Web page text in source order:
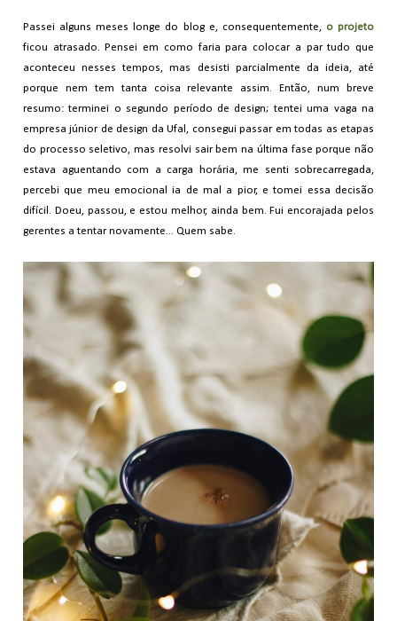
Passei alguns meses longe do blog e, consequentemente, o projeto
ficou atrasado. Pensei em como faria para colocar a par tudo que
aconteceu nesses tempos, mas desisti parcialmente da ideia, até
porque nem tem tanta coisa relevante assim. Então, num breve
resumo: terminei o segundo período de design; tentei uma vaga na
empresa júnior de design da Ufal, consegui passar em todas as etapas
do processo seletivo, mas resolvi sair bem na última fase porque não
estava aguentando com a carga horária, me senti sobrecarregada,
percebi que meu emocional ia de mal a pior, e tomei essa decisão
difícil. Doeu, passou, e estou melhor, ainda bem. Fui encorajada pelos
gerentes a tentar novamente... Quem sabe.